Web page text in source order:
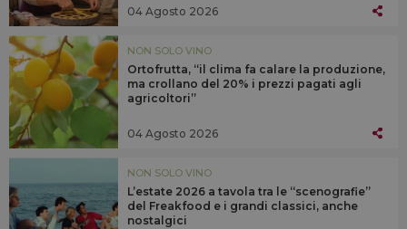
04 Agosto 2026
NON SOLO VINO
Ortofrutta, “il clima fa calare la produzione,
ma crollano del 20% i prezzi pagati agli
agricoltori”
04 Agosto 2026
NON SOLO VINO
L’estate 2026 a tavola tra le “scenografie”
del Freakfood e i grandi classici, anche
nostalgici